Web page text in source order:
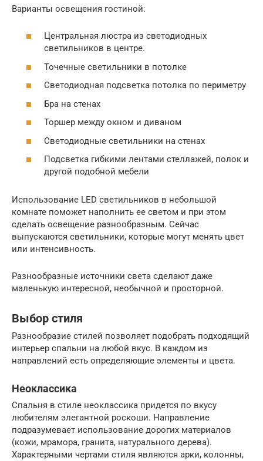
Варианты освещения гостиной:
Центральная люстра из светодиодных
светильников в центре.
Точечные светильники в потолке
Светодиодная подсветка потолка по периметру
Бра на стенах
Торшер между окном и диваном
Светодиодные светильники на стенах
Подсветка гибкими лентами стеллажей, полок и
другой подобной мебели
Использование LED светильников в небольшой
комнате поможет наполнить ее светом и при этом
сделать освещение разнообразным. Сейчас
выпускаются светильники, которые могут менять цвет
или интенсивность.
Разнообразные источники света сделают даже
маленькую интересной, необычной и просторной.
Выбор стиля
Разнообразие стилей позволяет подобрать подходящий
интерьер спальни на любой вкус. В каждом из
направлений есть определяющие элементы и цвета.
Неоклассика
Спальня в стиле неоклассика придется по вкусу
любителям элегантной роскоши. Направление
подразумевает использование дорогих материалов
(кожи, мрамора, гранита, натурального дерева).
Характерными чертами стиля являются арки, колонны,